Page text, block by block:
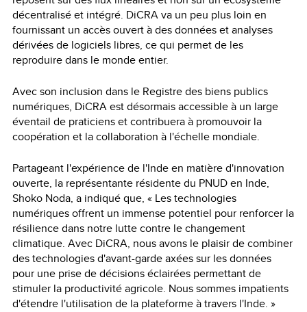
décentralisé et intégré. DiCRA va un peu plus loin en
fournissant un accès ouvert à des données et analyses
dérivées de logiciels libres, ce qui permet de les
reproduire dans le monde entier.
Avec son inclusion dans le Registre des biens publics
numériques, DiCRA est désormais accessible à un large
éventail de praticiens et contribuera à promouvoir la
coopération et la collaboration à l'échelle mondiale.
Partageant l'expérience de l'Inde en matière d'innovation
ouverte, la représentante résidente du PNUD en Inde,
Shoko Noda, a indiqué que, « Les technologies
numériques offrent un immense potentiel pour renforcer la
résilience dans notre lutte contre le changement
climatique. Avec DiCRA, nous avons le plaisir de combiner
des technologies d'avant-garde axées sur les données
pour une prise de décisions éclairées permettant de
stimuler la productivité agricole. Nous sommes impatients
d'étendre l'utilisation de la plateforme à travers l'Inde. »